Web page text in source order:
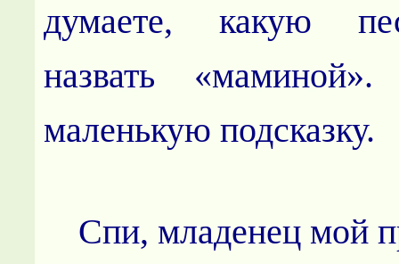
думаете, какую
назвать
маленькую подсказку.
Спи, младенец мой